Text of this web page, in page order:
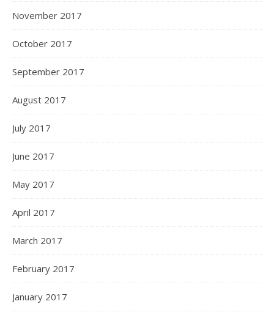
November 2017
October 2017
September 2017
August 2017
July 2017
June 2017
May 2017
April 2017
March 2017
February 2017
January 2017